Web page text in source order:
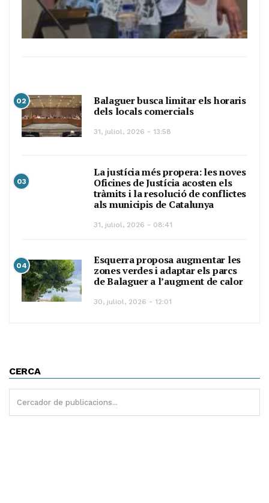
02
Balaguer busca limitar els horaris
dels locals comercials
31, juliol, 2026 - 13:58
03
La justícia més propera: les noves
Oficines de Justícia acosten els
tràmits i la resolució de conflictes
als municipis de Catalunya
31, juliol, 2026 - 08:41
04
Esquerra proposa augmentar les
zones verdes i adaptar els parcs
de Balaguer a l’augment de calor
30, juliol, 2026 - 12:01
CERCA